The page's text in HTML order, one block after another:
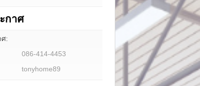
กาศ
ศ:
086-414-4453
tonyhome89